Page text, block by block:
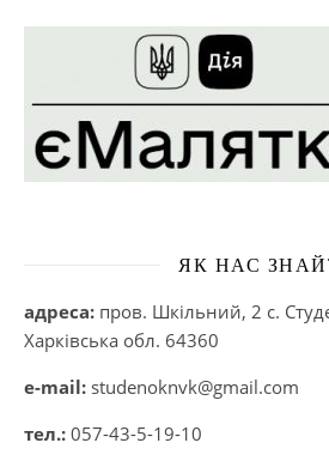
ЯК НАС
адреса: пров. Шкільний, 2 с.
Харківська обл. 64360
e-mail: studenoknvk@gmail.com
тел.: 057-43-5-19-10